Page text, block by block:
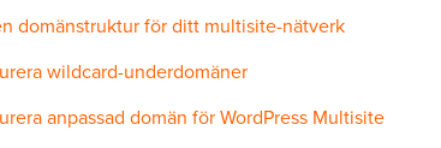
domänstruktur för ditt multisite-nätverk
wildcard-underdomäner
anpassad domän för WordPress Multisite